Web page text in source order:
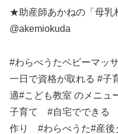
★助産師あかねの「母乳
@akemiokuda
#わらべうたベビーマッ
一日で資格が取れる #
適#こども教室 のメニ
子育て #自宅ででき
作り #わらべうた#産